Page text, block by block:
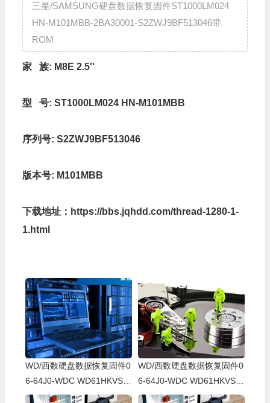
三星/SAMSUNG硬盘数据恢复固件ST1000LM024
HN-M101MBB-2BA30001-S2ZWJ9BF513046带
ROM
家 族: M8E 2.5''
型 号: ST1000LM024 HN-M101MBB
序列号: S2ZWJ9BF513046
版本号: M101MBB
下载地址： https://bbs.jqhdd.com/thread-1280-1-
1.html
WD/西数硬盘数据恢复固件0
6-64J0-WDC WD61HKVS-7
8AUSY0-80-00A80-WD-WX
WD/西数硬盘数据恢复固件0
6-64J0-WDC WD61HKVS-7
8AUSY0-80-00A80-WD-WX